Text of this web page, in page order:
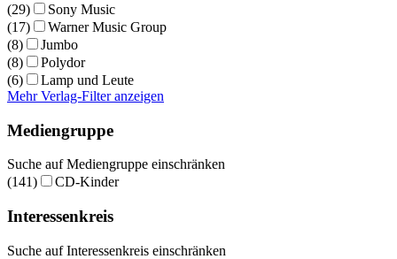
(29)
Sony Music
(17)
Warner Music Group
(8)
Jumbo
(8)
Polydor
(6)
Lamp und Leute
Mehr Verlag-Filter anzeigen
Mediengruppe
Suche auf Mediengruppe einschränken
(141)
CD-Kinder
Interessenkreis
Suche auf Interessenkreis einschränken